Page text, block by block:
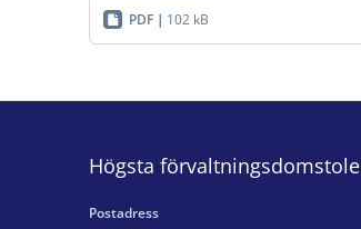
PDF 102 kB
Högsta
Postadress